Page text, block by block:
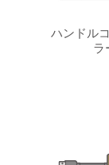
ハンドル
ラ